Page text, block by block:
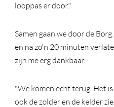
looppas er door."
Samen gaan we door de
en na zo'n 20 minuten
zijn me erg dankbaar.
"We komen echt terug. Het
ook de zolder en de kelder